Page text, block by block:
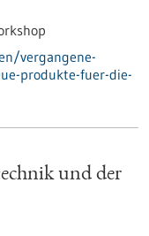
vergangene-
produkte-fuer-die-
und der